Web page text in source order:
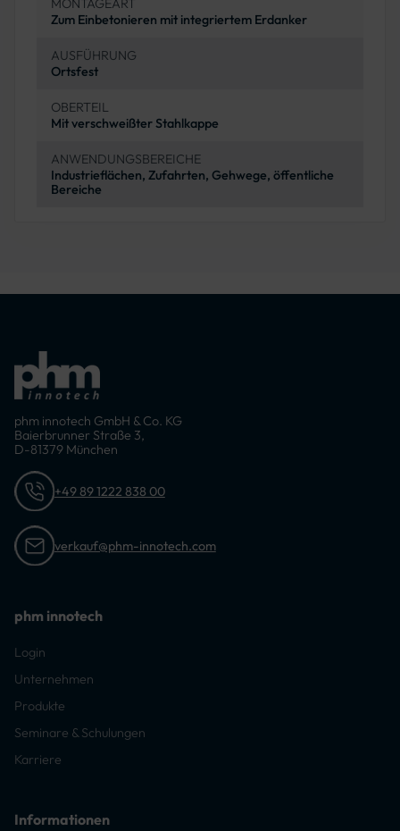
MONTAGEART
Zum Einbetonieren mit integriertem Erdanker
AUSFÜHRUNG
Ortsfest
OBERTEIL
Mit verschweißter Stahlkappe
ANWENDUNGSBEREICHE
Industrieflächen, Zufahrten, Gehwege, öffentliche
Bereiche
phm innotech GmbH & Co. KG
Baierbrunner Straße 3,
D-81379 München
+49 89 1222 838 00
verkauf@phm-innotech.com
phm innotech
Login
Unternehmen
Produkte
Seminare & Schulungen
Karriere
Informationen